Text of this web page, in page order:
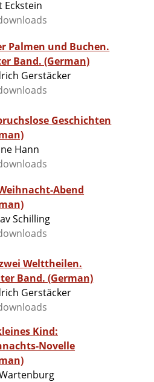
Eckstein
Palmen und Buchen.
Band. (German)
Gerstäcker
Geschichten
Hann
Abend
Schilling
Welttheilen.
Band. (German)
Gerstäcker
Kind:
Novelle